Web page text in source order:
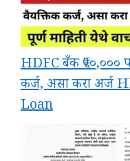
HDFC बँक ₹५०,०००
कर्ज, असा करा अर्ज
Loan